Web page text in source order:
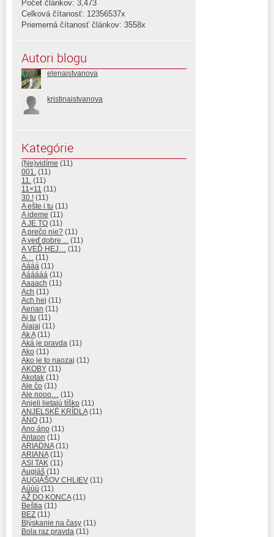
Počet článkov: 3,473
Celková čítanosť: 12356537x
Priemerná čítanosť článkov: 3558x
Autori blogu
elenaistvanova
kristinaistvanova
Kategórie
(Ne)vidíme (11)
001. (11)
11. (11)
11×11 (11)
30.! (11)
A ešte i tu (11)
A ideme (11)
A JE TO (11)
A prečo nie? (11)
A veď dobre… (11)
A VEĎ HEJ… (11)
A… (11)
Aááá (11)
Áááááá (11)
Aaaach (11)
Ach (11)
Ach hej (11)
Aerian (11)
Aj tu (11)
Ajajaj (11)
Ak A(11)
Aká je pravda (11)
Ako (11)
Ako je to naozaj (11)
AKOBY (11)
Akotak (11)
Ale čo (11)
Ale nooo… (11)
Anjeli lietajú tíško (11)
ANJELSKÉ KRÍDLA(11)
ÁNO (11)
Ano áno (11)
Antaon (11)
ARIADNA(11)
ARIANA(11)
ASI TAK (11)
Augiáš (11)
AUGIÁŠOV CHLIEV (11)
Aúúú (11)
AŽ DO KONCA(11)
Beštia (11)
BEZ (11)
Blýskanie na časy (11)
Bola raz pravda (11)